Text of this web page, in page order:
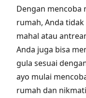
Dengan mencoba
rumah, Anda
mahal atau
Anda juga bisa
gula sesuai
ayo mulai
rumah dan